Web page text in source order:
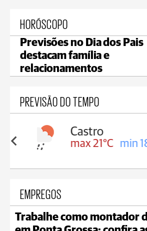
HORÓSCOPO
Previsões no Dia dos Pais
destacam família e
relacionamentos
PREVISÃO DO TEMPO
18°C
Carambeí
max 20°C
EMPREGOS
Trabalhe como montador